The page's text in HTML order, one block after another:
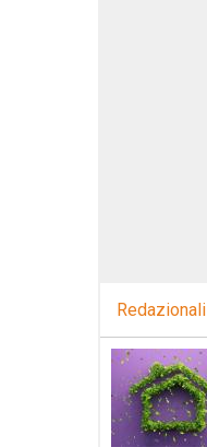
Redazionali